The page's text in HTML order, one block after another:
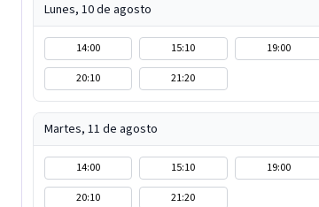
Lunes, 10 de agosto
14:00 15:10
19:00
20:10
21:20
Martes, 11 de agosto
14:00 15:10
19:00
20:10
21:20